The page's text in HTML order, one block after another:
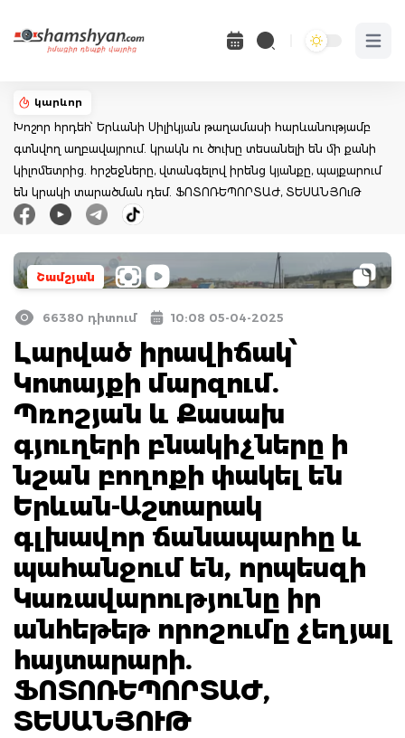
Open
կարևոր
Խոշոր հրդեհ՝ Երևանի Սիլիկյան թաղամասի հարևանությամբ
գտնվող աղբավայրում. կրակն ու ծուխը տեսանելի են մի քանի
կիլոմետրից. հրշեջները, վտանգելով իրենց կյանքը, պայքարում
են կրակի տարածման դեմ. ՖՈՏՈՌԵՊՈՐՏԱԺ, ՏԵՍԱՆՅՈւԹ
Շամշյան
66380 դիտում 10:08 05-04-2025
Լարված իրավիճակ՝
Կոտայքի մարզում.
Պռոշյան և Քասախ
գյուղերի բնակիչները ի
նշան բողոքի փակել են
Երևան-Աշտարակ
գլխավոր ճանապարհը և
պահանջում են, որպեսզի
Կառավարությունը իր
անհեթեթ որոշումը չեղյալ
հայտարարի.
ՖՈՏՈՌԵՊՈՐՏԱԺ,
ՏԵՍԱՆՅՈՒԹ